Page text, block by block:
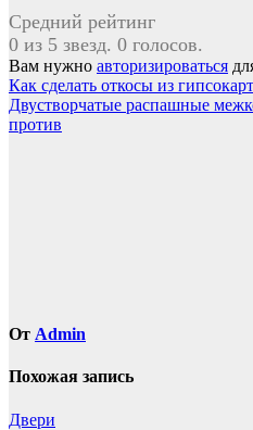
Средний рейтинг
0 из 5 звезд. 0 голосов.
Вам нужно авторизироваться
Навигация
по
Как сделать откосы из
Двустворчатые распашные
против
От Admin
Похожая запись
Двери